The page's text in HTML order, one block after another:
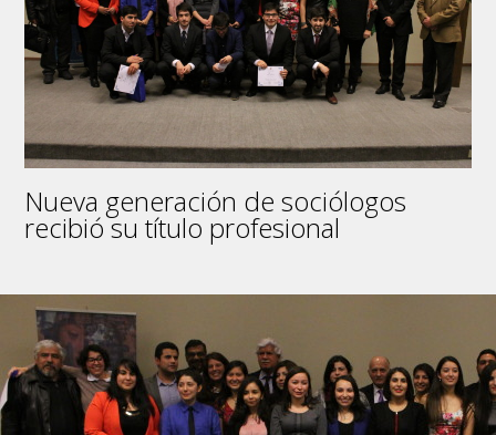
Nueva generación de sociólogos
recibió su título profesional